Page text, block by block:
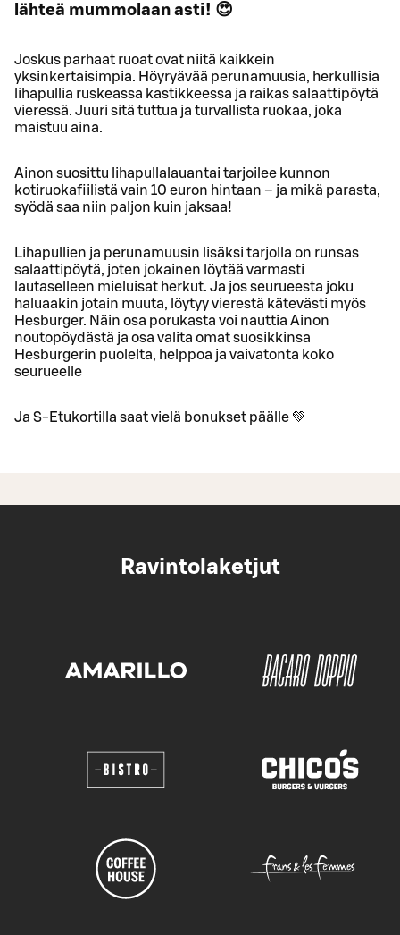
lähteä mummolaan asti! 😍
Joskus parhaat ruoat ovat niitä kaikkein
yksinkertaisimpia. Höyryävää perunamuusia, herkullisia
lihapullia ruskeassa kastikkeessa ja raikas salaattipöytä
vieressä. Juuri sitä tuttua ja turvallista ruokaa, joka
maistuu aina.
Ainon suosittu lihapullalauantai tarjoilee kunnon
kotiruokafiilistä vain 10 euron hintaan – ja mikä parasta,
syödä saa niin paljon kuin jaksaa!
Lihapullien ja perunamuusin lisäksi tarjolla on runsas
salaattipöytä, joten jokainen löytää varmasti
lautaselleen mieluisat herkut. Ja jos seurueesta joku
haluaakin jotain muuta, löytyy vierestä kätevästi myös
Hesburger. Näin osa porukasta voi nauttia Ainon
noutopöydästä ja osa valita omat suosikkinsa
Hesburgerin puolelta, helppoa ja vaivatonta koko
seurueelle
Ja S-Etukortilla saat vielä bonukset päälle 💚
Ravintolaketjut